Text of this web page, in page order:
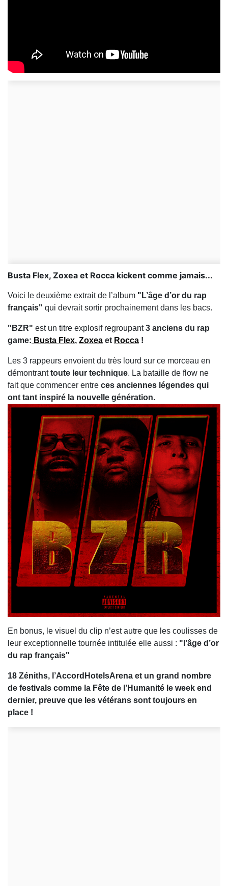
Busta Flex, Zoxea et Rocca kickent comme jamais...
Voici le deuxième extrait de l’album "L’âge d’or du rap
français" qui devrait sortir prochainement dans les bacs.
"BZR" est un titre explosif regroupant3 anciens du rap
game: Busta Flex, Zoxea et Rocca !
Les 3 rappeurs envoient du très lourd sur ce morceau en
démontranttoute leur technique. La bataille de flow ne
fait que commencer entre ces anciennes légendes qui
ont tant inspiré la nouvelle génération.
En bonus, le visuel du clip n’est autre que les coulisses de
leur exceptionnelle tournée intitulée elle aussi : "l’âge d’or
du rap français"
18 Zéniths, l’AccordHotelsArena et un grand nombre
de festivals comme la Fête de l’Humanité le week end
dernier, preuve que les vétérans sont toujours en
place !